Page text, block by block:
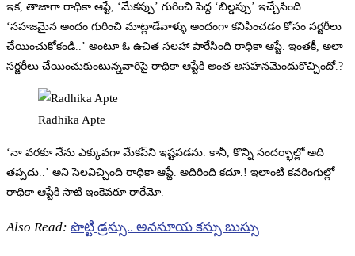
ఇక, తాజాగా రాధికా ఆప్టే, ‘మేకప్పు’ గురించి పెద్ద ‘బిల్డప్పు’ ఇచ్చేసింది.
‘సహజమైన అందం గురించి మాట్లాడేవాళ్ళు అందంగా కనిపించడం కోసం సర్జరీలు
చేయించుకోకండి..’ అంటూ ఓ ఉచిత సలహా పారేసింది రాధికా ఆప్టే. ఇంతకీ, అలా
సర్జరీలు చేయించుకుంటున్నవారిపై రాధికా ఆప్టేకి అంత అసహనమెందుకొచ్చిందో.?
Radhika Apte
‘నా వరకూ నేను ఎక్కువగా మేకప్‌ని ఇష్టపడను. కానీ, కొన్ని సందర్భాల్లో అది
తప్పదు..’ అని సెలవిచ్చింది రాధికా ఆప్టే. అదిరింది కదూ.! ఇలాంటి కవరింగుల్లో
రాధికా ఆప్టేకి సాటి ఇంకెవరూ రారేమో.
Also Read: పొట్టి డ్రస్సు.. అనసూయ కస్సు బుస్సు